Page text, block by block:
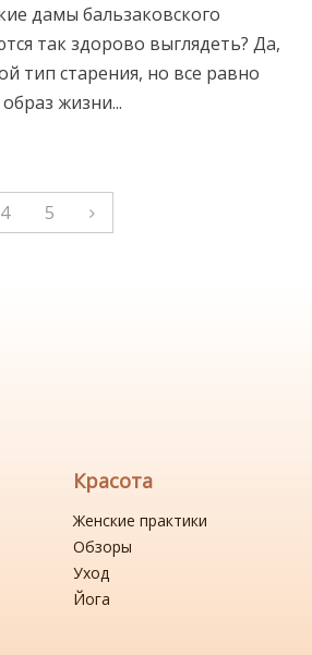
дамы бальзаковского
так здорово выглядеть? Да,
тип старения, но все равно
жизни...
4 5
Красота
Женские практики
Обзоры
Уход
Йога